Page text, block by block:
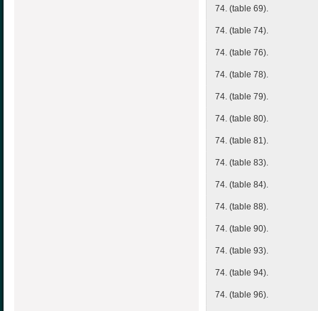
74. (table 69).
74. (table 74).
74. (table 76).
74. (table 78).
74. (table 79).
74. (table 80).
74. (table 81).
74. (table 83).
74. (table 84).
74. (table 88).
74. (table 90).
74. (table 93).
74. (table 94).
74. (table 96).